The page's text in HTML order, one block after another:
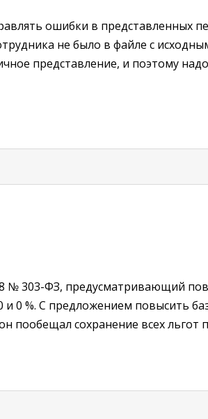
ошибки в представленных
не было в файле с
представление, и поэтому
№ 303-ФЗ, предусматривающий
0 %. С предложением повысить
пообещал сохранение всех льгот